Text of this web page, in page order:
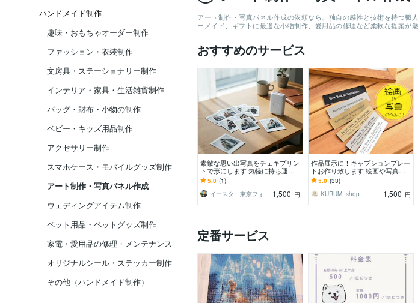
ハンドメイド制作
趣味・おもちゃオーダー制作
ファッション・衣装制作
文房具・ステーショナリー制作
インテリア・家具・生活雑貨制作
バッグ・財布・小物の制作
ベビー・キッズ用品制作
アクセサリー制作
スマホケース・モバイルグッズ制作
アート制作・写真パネル作成
ウェディングアイテム制作
ペット用品・ペットグッズ制作
家電・愛用品の修理・メンテナンス
オリジナルシール・ステッカー制作
その他（ハンドメイド制作）
アート制作・写真パネル作成の依頼なら、独自の感性と技術を持つ
ーメイド、ギフトに最適な小物制作、愛用品の修理など柔軟な提案が
おすすめのサービス
素敵な思い出写真をチェキプリン
トで形にします 気軽に持ち運べ
る！写真データをチェキにしてお
渡し♪
5.0 (1)
イースタ 東京フォトグラファー 1,500 円
作品展示に！キャプションプレー
トお作り致します 絵画や写真な
どの展示会や販売時にオススメで
す
5.0 (33)
KURUMI shop
1,500 円
定番サービス